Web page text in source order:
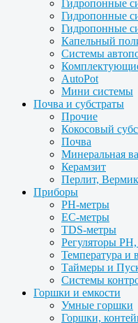
Гидропонные
Гидропонные
Гидропонные
Капельный
Системы
AutoPot
Мини системы
Почва и субстраты
Прочие
Кокосовый
Почва
Минеральная
Керамзит
Перлит,
Приборы
PH-метры
EC-метры
TDS-метры
Регуляторы
Температура и
Таймеры и
Системы
Горшки и емкости
Умные горшки
Горшки,